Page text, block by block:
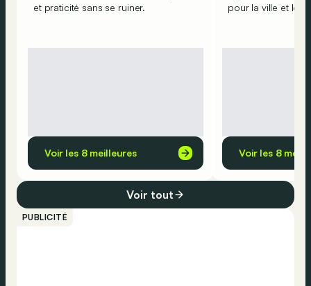
et praticité sans se ruiner.
Voir les 8 meilleures
pour la ville et les
Voir les 8
Voir tout
PUBLICITÉ